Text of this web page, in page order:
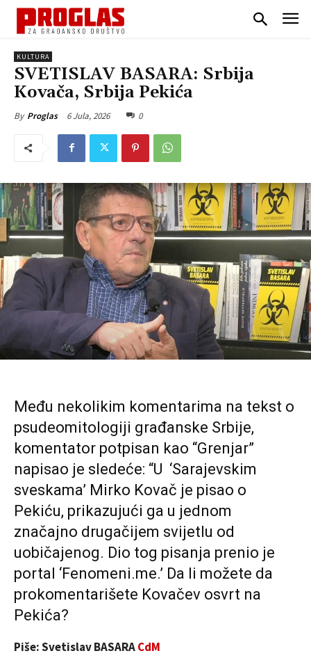
KULTURA
SVETISLAV BASARA: Srbija
Kovača, Srbija Pekića
By Proglas 6 Jula, 2026 0
Među nekolikim komentarima na tekst o
psudeomitologiji građanske Srbije,
komentator potpisan kao “Grenjar”
napisao je sledeće: “U ‘Sarajevskim
sveskama’ Mirko Kovač je pisao o
Pekiću, prikazujući ga u jednom
značajno drugačijem svijetlu od
uobičajenog. Dio tog pisanja prenio je
portal ‘Fenomeni.me.’ Da li možete da
prokomentarišete Kovačev osvrt na
Pekića?
Piše: Svetislav BASARACdM